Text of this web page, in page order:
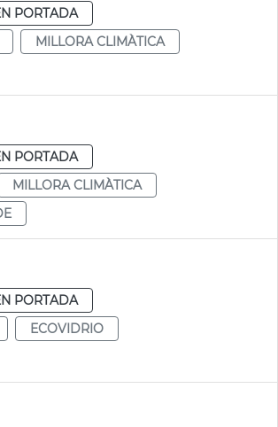
PORTADA
MILLORA CLIMÀTICA
PORTADA
MILLORA CLIMÀTICA
PORTADA
ECOVIDRIO